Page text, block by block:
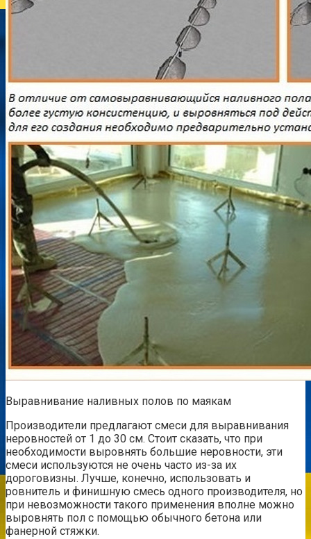
Выравнивание наливных полов по маякам
Производители предлагают смеси для выравнивания
неровностей от 1 до 30 см. Стоит сказать, что при
необходимости выровнять большие неровности, эти
смеси используются не очень часто из-за их
дороговизны. Лучше, конечно, использовать и
ровнитель и финишную смесь одного производителя, но
при невозможности такого применения вполне можно
выровнять пол с помощью обычного бетона или
фанерной стяжки.